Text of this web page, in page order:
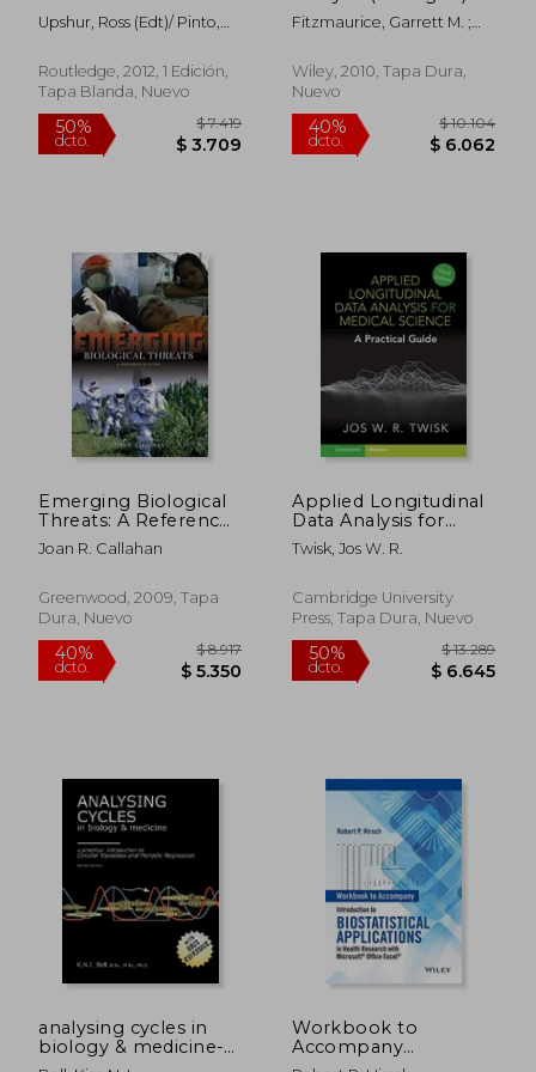
50%
dcto. $ 4.316
50%
40% $ 12.772 40%
(en Inglés)
Upshur, Ross (Edt)/ Pinto,
Routledge, 2012, 1 Edición,
Tapa Blanda, Nuevo
Fitzmaurice, Garrett M. ;
H.
Wiley, 2010, Tapa Dura,
Nuevo
Emerging Biological
Threats: A Reference
Guide (en Inglés)
Joan R. Callahan
Greenwood, 2009, Tapa
Dura, Nuevo
Applied Longitudinal
Data Analysis for
Medical Science: A
Practical Guide (en
Twisk, Jos W. R.
Cambridge University
Press, Tapa Dura, Nuevo
analysing cycles in
biology & medicine-a
practical introduction
Workbook to
Accompany
Introduction to